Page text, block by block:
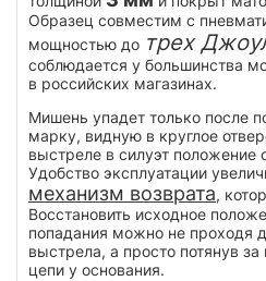
Образец совместим с
мощностью до трех
соблюдается у большинства
в российских магазинах.
Мишень упадет только после
марку, видную в круглое
выстреле в силуэт положение
Удобство эксплуатации
механизм возврата,
Восстановить исходное
попадания можно не проходя
выстрела, а просто потянув
цепи у основания.